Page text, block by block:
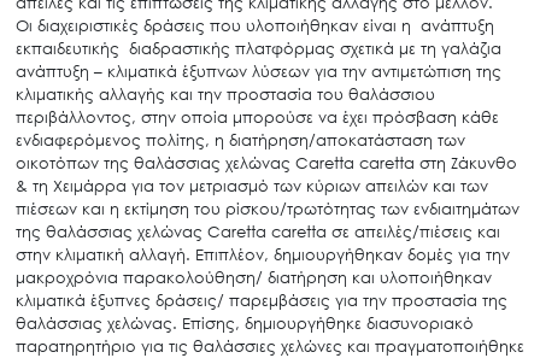
Οι διαχειριστικές δράσεις που υλοποιήθηκαν είναι η ανάπτυξη
εκπαιδευτικής διαδραστικής πλατφόρμας σχετικά με τη γαλάζια
ανάπτυξη – κλιματικά έξυπνων λύσεων για την αντιμετώπιση της
κλιματικής αλλαγής και την προστασία του θαλάσσιου
περιβάλλοντος, στην οποία μπορούσε να έχει πρόσβαση κάθε
ενδιαφερόμενος πολίτης, η διατήρηση/αποκατάσταση των
οικοτόπων της θαλάσσιας χελώνας Caretta caretta στη Ζάκυνθο
& τη Χειμάρρα για τον μετριασμό των κύριων απειλών και των
πιέσεων και η εκτίμηση του ρίσκου/τρωτότητας των ενδιαιτημάτων
της θαλάσσιας χελώνας Caretta caretta σε απειλές/πιέσεις και
στην κλιματική αλλαγή. Επιπλέον, δημιουργήθηκαν δομές για την
μακροχρόνια παρακολούθηση/ διατήρηση και υλοποιήθηκαν
κλιματικά έξυπνες δράσεις/ παρεμβάσεις για την προστασία της
θαλάσσιας χελώνας. Επίσης, δημιουργήθηκε διασυνοριακό
παρατηρητήριο για τις θαλάσσιες χελώνες και πραγματοποιήθηκε